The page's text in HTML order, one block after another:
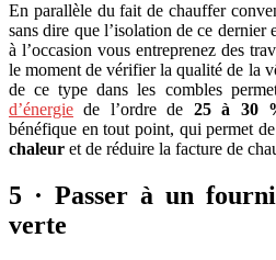
En parallèle du fait de chauffer
sans dire que l’isolation de ce dernier
à l’occasion vous entreprenez des
le moment de vérifier la qualité de la
de ce type dans les combles
d’énergie de l’ordre de 25 à 30
bénéfique en tout point, qui permet de
chaleur et de réduire la facture de
5 · Passer à un
verte